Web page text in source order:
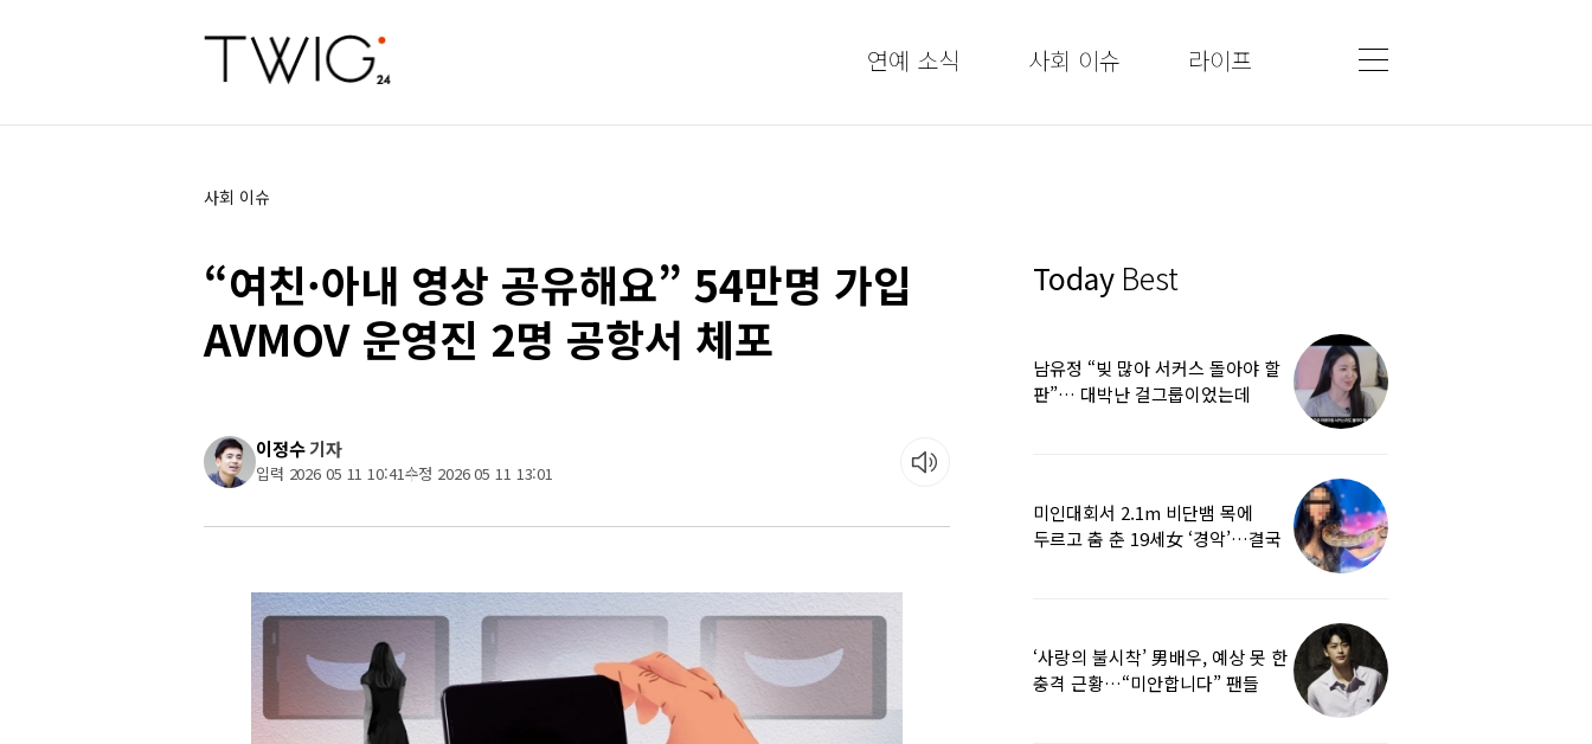
연예 소식 사회 이슈 라이프
사회 이슈
“여친·아내 영상 공유해요” 54만명 가입
AVMOV 운영진 2명 공항서 체포
이정수기자
입력 2026 05 11 10:41수정 2026 05 11 13:01
Today Best
남유정 “빚 많아 서커스 돌아야 할
판”… 대박난 걸그룹이었는데
미인대회서 2.1m 비단뱀 목에
두르고 춤 춘 19세女 ‘경악’…결국
‘사랑의 불시착’ 男배우, 예상 못 한
충격 근황…“미안합니다” 팬들